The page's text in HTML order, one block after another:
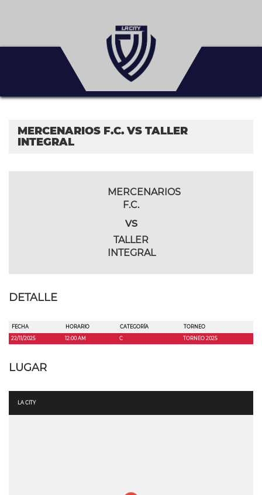
MERCENARIOS F.C. VS TALLER
INTEGRAL
MERCENARIOS
F.C.
vs
TALLER
INTEGRAL
DETALLE
FECHA HORARIO CATEGORÍA
TORNEO
22/11/2025
12:00 AM C TORNEO 2025
LUGAR
LA CITY